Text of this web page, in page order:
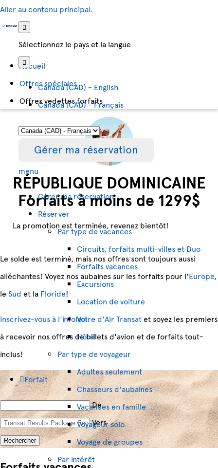
Aller au contenu principal.
Sélectionnez le pays et la langue
Canada (CAD) - English
Canada (CAD) - Français
Gérer ma réservation
menu
Gérer ma réservation
Réserver
Par type de vacances
Circuits, forfaits multi-villes et Duo
Forfaits vacances
Excursions
Location de voiture
Vol
Hôtel
Par type de voyageur
Adultes seulement
Chasseurs d'aubaines
Vacances en famille
Voyageur solo
Voyage de groupes
Par intérêt
Accueil
Offres spéciales
Offres vedettes forfaits
RÉPUBLIQUE DOMINICAINE
Forfaits à moins de 1299$
La promotion est terminée, revenez bientôt!
Le solde est terminé, mais nos offres sont toujours aussi
alléchantes! Voyez nos aubaines sur les forfaits pour l'Europe,
leSud et la Floride!
Inscrivez-vous à l'infolettre d'Air Transat et soyez les premiers
à recevoir nos offres de billets d'avion et de forfaits tout-
inclus!
Forfait
De
Vers
Rechercher